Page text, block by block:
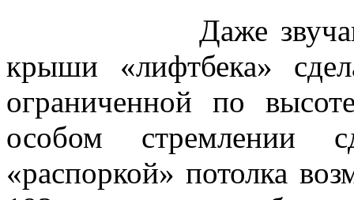
Даже звучавшие
крыши «лифтбека»
ограниченной по
особом стремлении
«распоркой» потолка